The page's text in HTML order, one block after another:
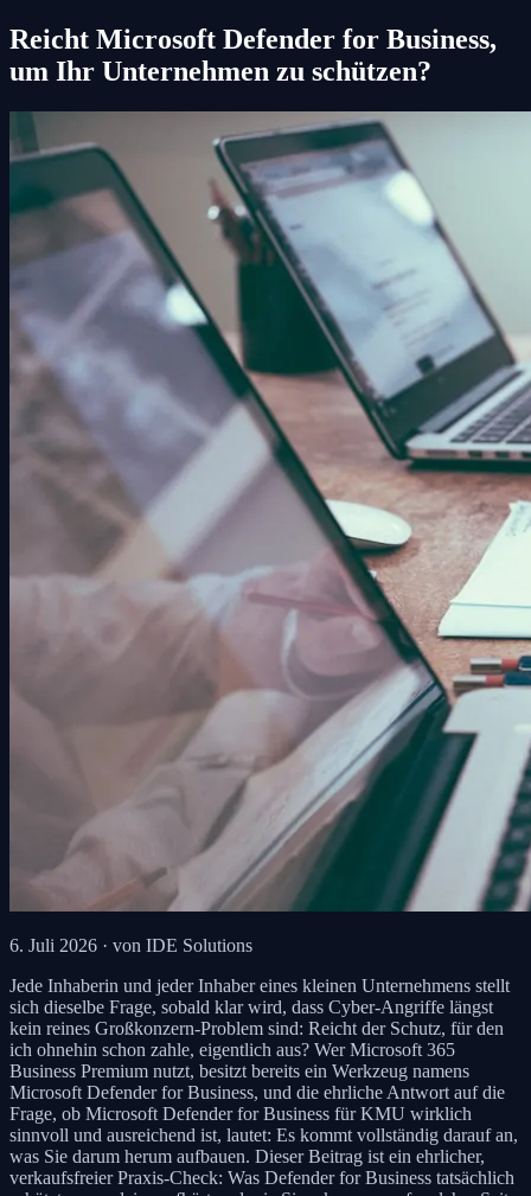
Reicht Microsoft Defender for Business,
um Ihr Unternehmen zu schützen?
6. Juli 2026 · von IDE Solutions
Jede Inhaberin und jeder Inhaber eines kleinen Unternehmens stellt
sich dieselbe Frage, sobald klar wird, dass Cyber-Angriffe längst
kein reines Großkonzern-Problem sind: Reicht der Schutz, für den
ich ohnehin schon zahle, eigentlich aus? Wer Microsoft 365
Business Premium nutzt, besitzt bereits ein Werkzeug namens
Microsoft Defender for Business, und die ehrliche Antwort auf die
Frage, ob Microsoft Defender for Business für KMU wirklich
sinnvoll und ausreichend ist, lautet: Es kommt vollständig darauf an,
was Sie darum herum aufbauen. Dieser Beitrag ist ein ehrlicher,
verkaufsfreier Praxis-Check: Was Defender for Business tatsächlich